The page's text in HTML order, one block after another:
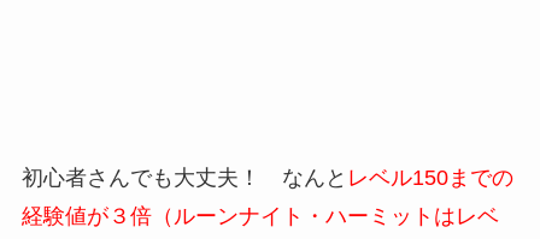
初心者さんでも大丈夫！ なんと レベル150までの
経験値が３倍（ルーンナイト・ハーミットはレベ